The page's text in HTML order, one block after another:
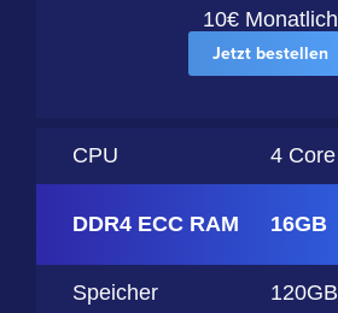
10€ Monatlich
Jetzt bestellen
CPU 4 Core
DDR4 ECC RAM 16GB
Speicher 120GB